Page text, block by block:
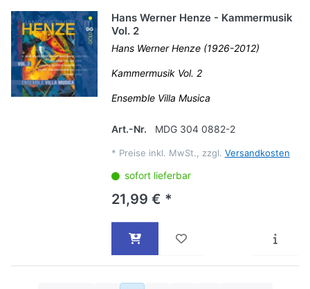
Hans Werner Henze - Kammermusik
Vol. 2
Hans Werner Henze (1926-2012)
Kammermusik Vol. 2
Ensemble Villa Musica
Art.-Nr. MDG 304 0882-2
* Preise inkl. MwSt., zzgl. Versandkosten
sofort lieferbar
21,99 € *